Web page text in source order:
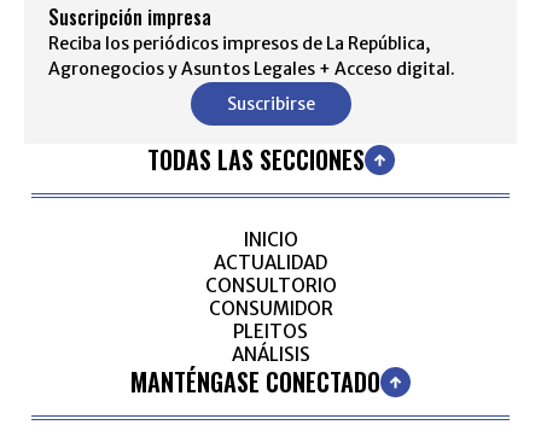
Suscripción impresa
Reciba los periódicos impresos de La República,
Agronegocios y Asuntos Legales + Acceso digital.
Suscribirse
TODAS LAS SECCIONES
INICIO
ACTUALIDAD
CONSULTORIO
CONSUMIDOR
PLEITOS
ANÁLISIS
MANTÉNGASE CONECTADO